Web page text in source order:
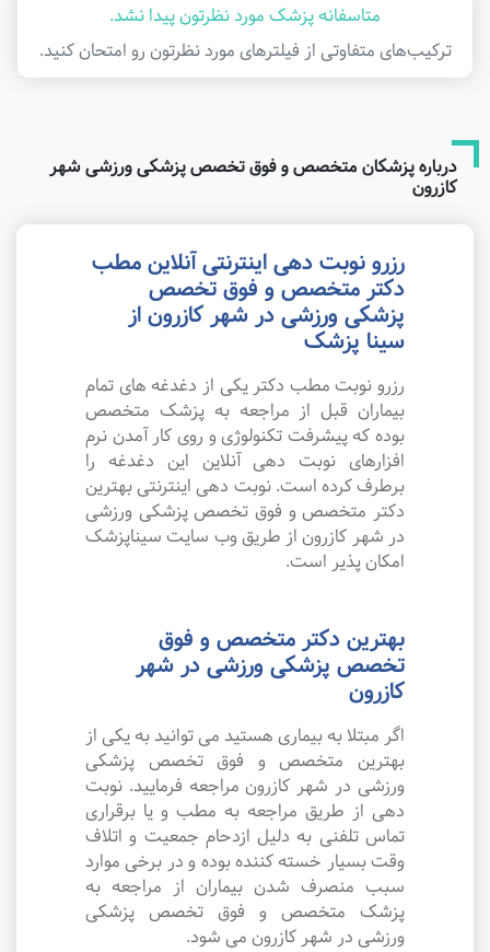
متاسفانه پزشک مورد نظرتون پیدا نشد.
ترکیب‌های متفاوتی از فیلتر‌های مورد نظرتون رو امتحان کنید.
درباره پزشکان متخصص و فوق تخصص پزشکی ورزشی شهر
کازرون
رزرو نوبت دهی اینترنتی آنلاین مطب
دکتر متخصص و فوق تخصص
پزشکی ورزشی در شهر کازرون از
سینا پزشک
رزرو نوبت مطب دکتر یکی از دغدغه های تمام
بیماران قبل از مراجعه به پزشک متخصص
بوده که پیشرفت تکنولوژی و روی کار آمدن نرم
افزارهای نوبت دهی آنلاین این دغدغه را
برطرف کرده است. نوبت دهی اینترنتی بهترین
دکتر متخصص و فوق تخصص پزشکی ورزشی
در شهر کازرون از طریق وب سایت سیناپزشک
امکان پذیر است.
بهترین دکتر متخصص و فوق
تخصص پزشکی ورزشی در شهر
کازرون
اگر مبتلا به بیماری هستید می توانید به یکی از
بهترین متخصص و فوق تخصص پزشکی
ورزشی در شهر کازرون مراجعه فرمایید. نوبت
دهی از طریق مراجعه به مطب و یا برقراری
تماس تلفنی به دلیل ازدحام جمعیت و اتلاف
وقت بسیار خسته کننده بوده و در برخی موارد
سبب منصرف شدن بیماران از مراجعه به
پزشک متخصص و فوق تخصص پزشکی
ورزشی در شهر کازرون می شود.